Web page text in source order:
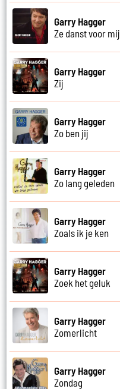
Garry Hagger
Ze danst voor mij
Garry Hagger
Zij
Garry Hagger
Zo ben jij
Garry Hagger
Zo lang geleden
Garry Hagger
Zoals ik je ken
Garry Hagger
Zoek het geluk
Garry Hagger
Zomerlicht
Garry Hagger
Zondag